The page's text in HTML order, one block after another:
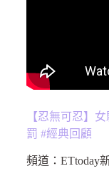
【忍無可忍】
罰 #經典回顧
頻道： ETtoday